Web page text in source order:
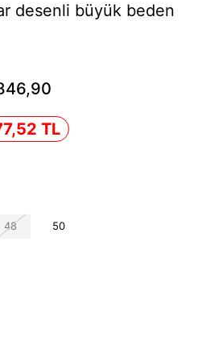
desenli büyük beden
TL
48 50